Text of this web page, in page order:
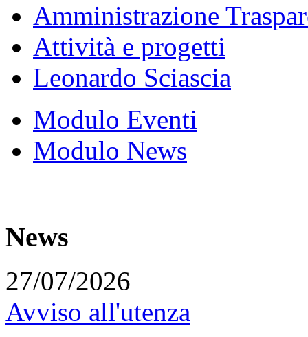
Amministrazione
Attività e progetti
Leonardo Sciascia
Modulo Eventi
Modulo News
News
27/07/2026
Avviso all'utenza